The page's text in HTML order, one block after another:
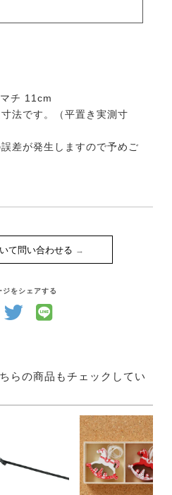
チ 11cm
法です。（平置き実測寸
差が発生しますので予めご
て問い合わせる
ジをシェアする
らの商品もチェックしてい